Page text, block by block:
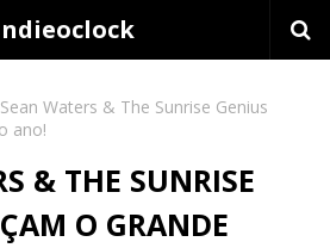
Sean Waters & The Sunrise Genius
ano!
& THE SUNRISE
O GRANDE